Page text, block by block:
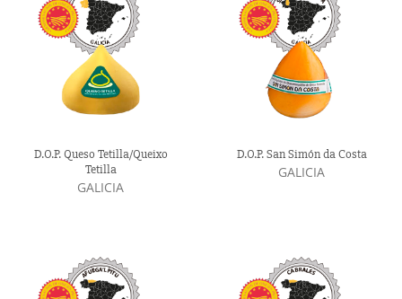
D.O.P. Queso Tetilla/Queixo
Tetilla
GALICIA
D.O.P. San Simón da Costa
GALICIA